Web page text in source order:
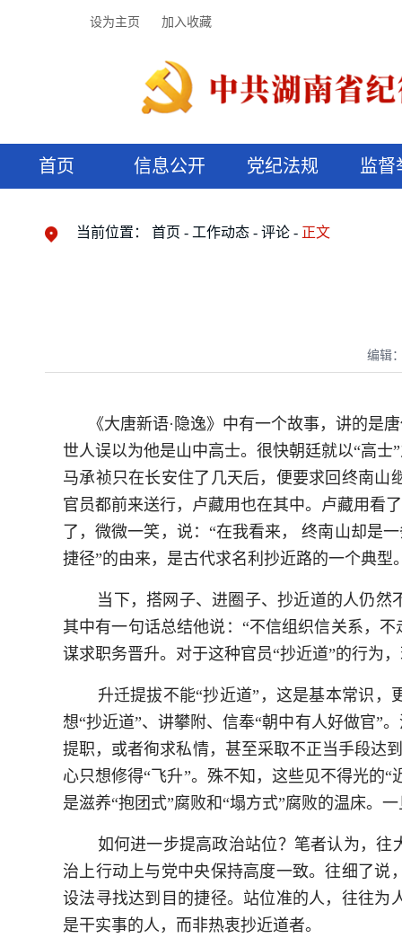
设为主页 加入收藏
首页 信息公开 党纪法规 监督
当前位置： 首页 工作动态 评论 正文
编辑
《大唐新语·隐逸》中有一个故事，讲的
世人误以为他是山中高士。很快朝廷就以“高
马承祯只在长安住了几天后，便要求回终南
官员都前来送行，卢藏用也在其中。卢藏用看
了，微微一笑，说：“在我看来， 终南山却是
捷径”的由来，是古代求名利抄近路的一个典型
当下，搭网子、进圈子、抄近道的人仍然
其中有一句话总结他说：“不信组织信关系，不
谋求职务晋升。对于这种官员“抄近道”的行为
升迁提拔不能“抄近道”，这是基本常识
想“抄近道”、讲攀附、信奉“朝中有人好做官”
提职，或者徇求私情，甚至采取不正当手段达
心只想修得“飞升”。殊不知，这些见不得光的
是滋养“抱团式”腐败和“塌方式”腐败的温床。
如何进一步提高政治站位？笔者认为，往
治上行动上与党中央保持高度一致。往细了
设法寻找达到目的捷径。站位准的人，往往为
是干实事的人，而非热衷抄近道者。